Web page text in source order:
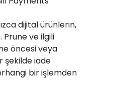
dijital ürünlerin,
ve ilgili
öncesi veya
şekilde iade
bir işlemden